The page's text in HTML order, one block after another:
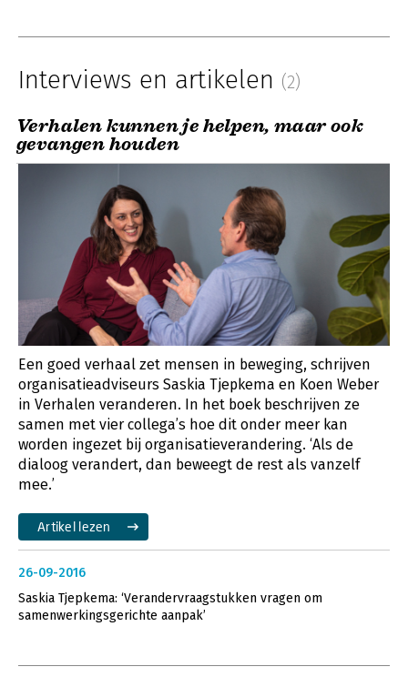
Interviews en artikelen (2)
Verhalen kunnen je helpen, maar ook
gevangen houden
Een goed verhaal zet mensen in beweging, schrijven
organisatieadviseurs Saskia Tjepkema en Koen Weber
in Verhalen veranderen. In het boek beschrijven ze
samen met vier collega’s hoe dit onder meer kan
worden ingezet bij organisatieverandering. ‘Als de
dialoog verandert, dan beweegt de rest als vanzelf
mee.’
Artikel lezen
26-09-2016
Saskia Tjepkema: ‘Verandervraagstukken vragen om
samenwerkingsgerichte aanpak’